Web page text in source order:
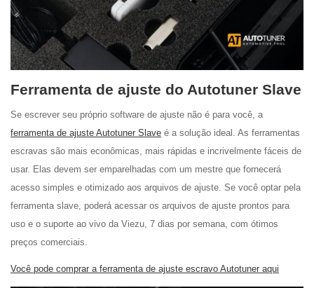
Ferramenta de ajuste do Autotuner Slave
Se escrever seu próprio software de ajuste não é para você, a
ferramenta de ajuste Autotuner Slave é a solução ideal. As ferramentas
escravas são mais econômicas, mais rápidas e incrivelmente fáceis de
usar. Elas devem ser emparelhadas com um mestre que fornecerá
acesso simples e otimizado aos arquivos de ajuste. Se você optar pela
ferramenta slave, poderá acessar os arquivos de ajuste prontos para
uso e o suporte ao vivo da Viezu, 7 dias por semana, com ótimos
preços comerciais.
Você pode comprar a ferramenta de ajuste escravo Autotuner aqui